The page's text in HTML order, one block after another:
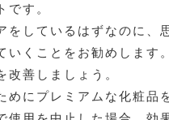
です。
をしているはずなのに、
いくことをお勧めします
改善しましょう。
めにプレミアムな化粧品